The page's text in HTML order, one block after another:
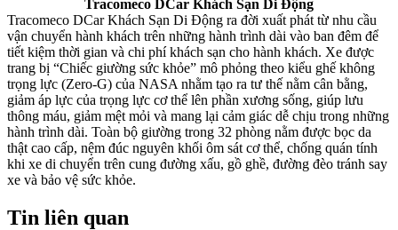
Tracomeco DCar Khách Sạn Di Động
Tracomeco DCar Khách Sạn Di Động ra đời xuất phát từ nhu cầu
vận chuyển hành khách trên những hành trình dài vào ban đêm để
tiết kiệm thời gian và chi phí khách sạn cho hành khách. Xe được
trang bị “Chiếc giường sức khỏe” mô phỏng theo kiểu ghế không
trọng lực (Zero-G) của NASA nhằm tạo ra tư thế nằm cân bằng,
giảm áp lực của trọng lực cơ thể lên phần xương sống, giúp lưu
thông máu, giảm mệt mỏi và mang lại cảm giác dễ chịu trong những
hành trình dài. Toàn bộ giường trong 32 phòng nằm được bọc da
thật cao cấp, nệm đúc nguyên khối ôm sát cơ thể, chống quán tính
khi xe di chuyển trên cung đường xấu, gồ ghề, đường đèo tránh say
xe và bảo vệ sức khỏe.
Tin liên quan